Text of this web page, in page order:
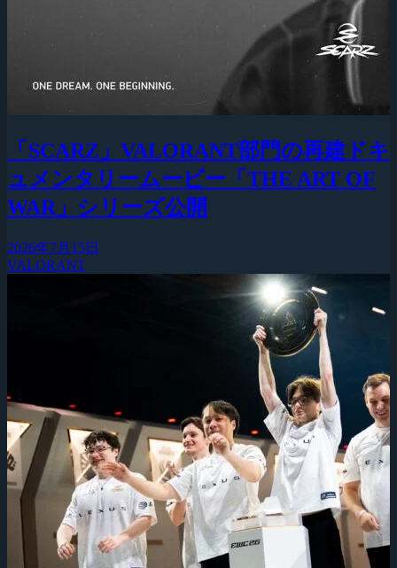
「SCARZ」VALORANT部門の再建ドキ
ュメンタリームービー「THE ART OF
WAR」シリーズ公開
2026年7月15日
VALORANT